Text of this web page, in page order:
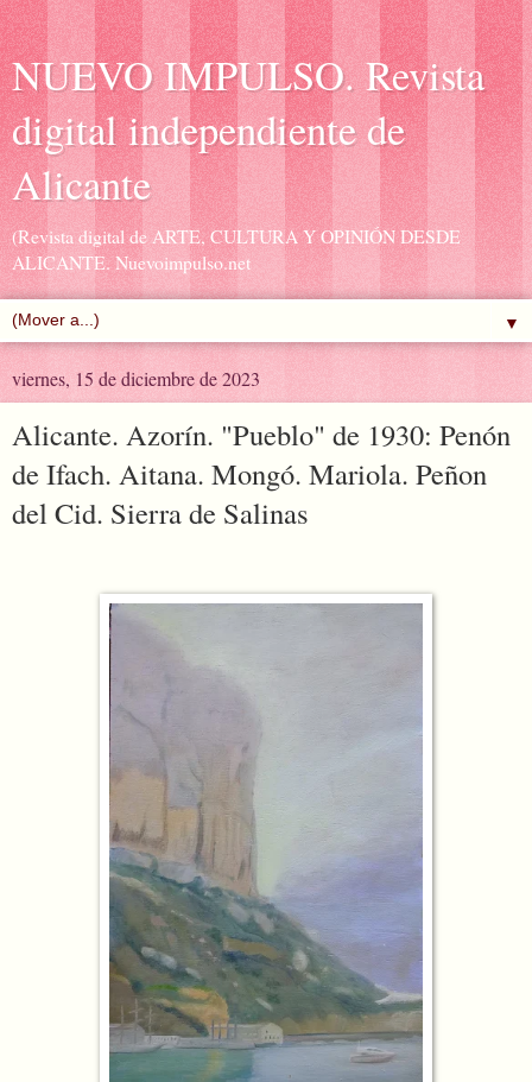
NUEVO IMPULSO. Revista
digital independiente de
Alicante
(Revista digital de ARTE, CULTURA Y OPINIÓN DESDE
ALICANTE. Nuevoimpulso.net
▼
viernes, 15 de diciembre de 2023
Alicante. Azorín. "Pueblo" de 1930: Penón
de Ifach. Aitana. Mongó. Mariola. Peñon
del Cid. Sierra de Salinas